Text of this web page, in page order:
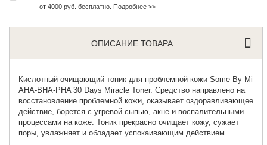
от 4000 руб. бесплатно. Подробнее >>
ОПИСАНИЕ ТОВАРА
Кислотный очищающий тоник для проблемной кожиSome By Mi
AHA-BHA-PHA 30 Days Miracle Toner. Средство направлено на
восстановление проблемной кожи, оказывает оздоравливающее
действие, борется с угревой сыпью, акне и воспалительными
процессами на коже. Тоник прекрасно очищает кожу, сужает
поры, увлажняет и обладает успокаивающим действием.